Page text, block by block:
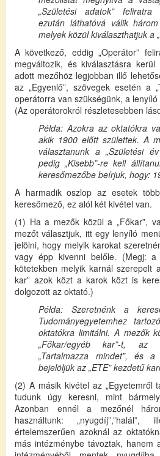
„Születési adatok” feliratra
ezután láthatóvá válik
melyek közül kiválaszthatjuk a
A következő, eddig „Operátor”
megváltozik, és kiválasztásra
adott mezőhöz legjobban illő
az „Egyenlő”, szövegek esetén a
operátorra van szükségünk, a
(Az operátorokról részletesebben
Példa: Azokra az oktatókra
akik 1900 előtt születtek. A
választanunk a „Születési
pedig „Kisebb”-re kell
keresőmezőbe beírjuk, hogy:
A harmadik oszlop az esetek
keresőmező, ez alól két kivétel van.
(1) Ha a mezők közül a „Főkar”,
mezőt választjuk, itt egy lenyíló
jelölni, hogy melyik karokat
vagy épp kivenni belőle. (Megj: a
kötetekben melyik karnál szerepelt
kar” azok közt a karok közt is
dolgozott az oktató.)
Példa: Szeretnénk a
Tudományegyetemhez
oktatókra limitálni. A mezők
„Főkar/egyéb kar”-t, az
„Tartalmazza mindet”, és
bejelöljük az „ETE” kezdetű
(2) A másik kivétel az „Egyetemről
tudunk úgy keresni, mint
Azonban ennél a mezőnél
használtunk: „nyugdíj”,”halál”,
értelemszerűen azoknál az
más intézménybe távoztak, hanem